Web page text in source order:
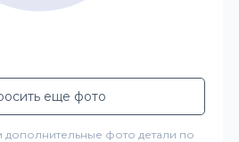
еще фото
дополнительные фото детали по